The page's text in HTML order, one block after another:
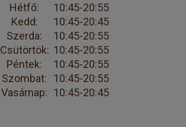
Hétfő:
10:45-20:55
Kedd:
10:45-20:45
Szerda:
10:45-20:55
Csütörtök: 10:45-20:55
Péntek:
10:45-20:55
Szombat:
10:45-20:55
Vasárnap: 10:45-20:45